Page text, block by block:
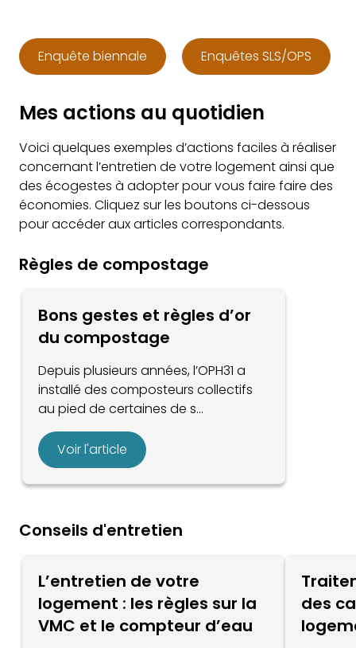
Enquête biennale Enquêtes SLS/OPS
Mes actions au quotidien
Voici quelques exemples d’actions faciles à réaliser
concernant l’entretien de votre logement ainsi que
des écogestes à adopter pour vous faire faire des
économies. Cliquez sur les boutons ci-dessous
pour accéder aux articles correspondants.
Règles de compostage
Bons gestes et règles d’or
du compostage
Depuis plusieurs années, l’OPH31 a
installé des composteurs collectifs
au pied de certaines de s...
Voir l'article
Conseils d'entretien
L’entretien de votre
logement : les règles sur la
VMC et le compteur d’eau
des